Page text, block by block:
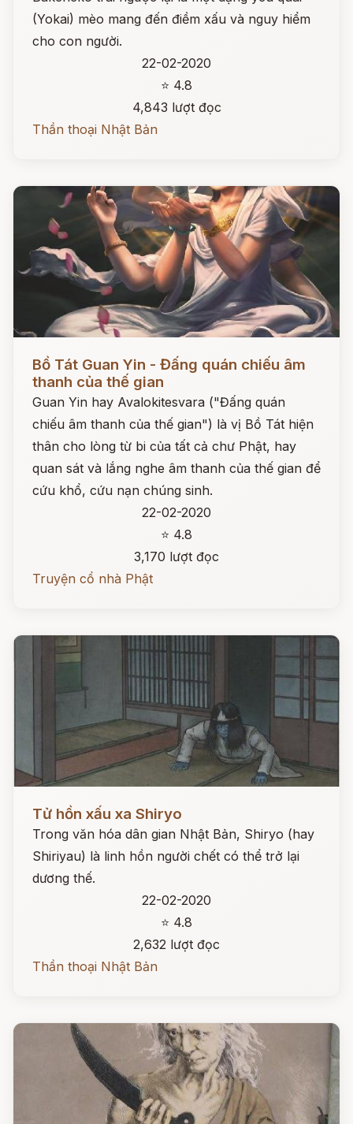
(Yokai) mèo mang đến điềm xấu và nguy hiểm
cho con người.
22-02-2020
⭐ 4.8
4,843 lượt đọc
Thần thoại Nhật Bản
Đọc ngay
Bồ Tát Guan Yin - Đấng quán chiếu âm
thanh của thế gian
Guan Yin hay Avalokitesvara ("Đấng quán
chiếu âm thanh của thế gian") là vị Bồ Tát hiện
thân cho lòng từ bi của tất cả chư Phật, hay
quan sát và lắng nghe âm thanh của thế gian để
cứu khổ, cứu nạn chúng sinh.
22-02-2020
⭐ 4.8
3,170 lượt đọc
Truyện cổ nhà Phật
Đọc ngay
Tử hồn xấu xa Shiryo
Trong văn hóa dân gian Nhật Bản, Shiryo (hay
Shiriyau) là linh hồn người chết có thể trở lại
dương thế.
22-02-2020
⭐ 4.8
2,632 lượt đọc
Thần thoại Nhật Bản